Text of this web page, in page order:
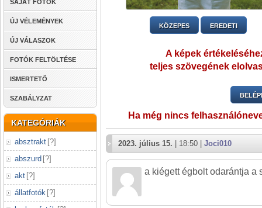
SAJÁT FOTÓK
ÚJ VÉLEMÉNYEK
ÚJ VÁLASZOK
FOTÓK FELTÖLTÉSE
ISMERTETŐ
SZABÁLYZAT
KATEGÓRIÁK
absztrakt [?]
abszurd [?]
akt [?]
állatfotók [?]
KÖZEPES EREDETI
A képek
teljes szövegének
Ha még nincs
2023. július 15. | 18:50 | Joci010
a kiégett égbolt odarántja a